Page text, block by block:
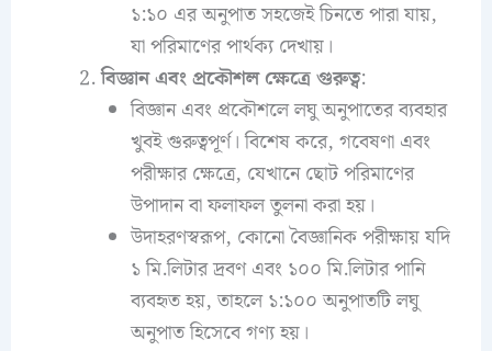
১:১০ এর অনুপাত সহজেই চিনতে পারা যায়,
যা পরিমাণের পার্থক্য দেখায়।
বিজ্ঞান এবং প্রকৌশল ক্ষেত্রে গুরুত্ব:
বিজ্ঞান এবং প্রকৌশলে লঘু অনুপাতের ব্যবহার
খুবই গুরুত্বপূর্ণ। বিশেষ করে, গবেষণা এবং
পরীক্ষার ক্ষেত্রে, যেখানে ছোট পরিমাণের
উপাদান বা ফলাফল তুলনা করা হয়।
উদাহরণস্বরূপ, কোনো বৈজ্ঞানিক পরীক্ষায় যদি
১ মি.লিটার দ্রবণ এবং ১০০ মি.লিটার পানি
ব্যবহৃত হয়, তাহলে ১:১০০ অনুপাতটি লঘু
অনুপাত হিসেবে গণ্য হয়।